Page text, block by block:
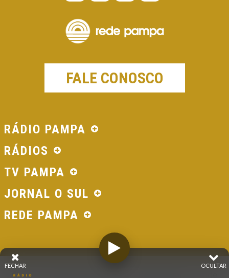
FALE CONOSCO
RÁDIO PAMPA
RÁDIOS
TV PAMPA
JORNAL O SUL
REDE PAMPA
© 2026 - Direitos Reservados - Rádio Pampa - Rede
OCULTAR
FECHAR